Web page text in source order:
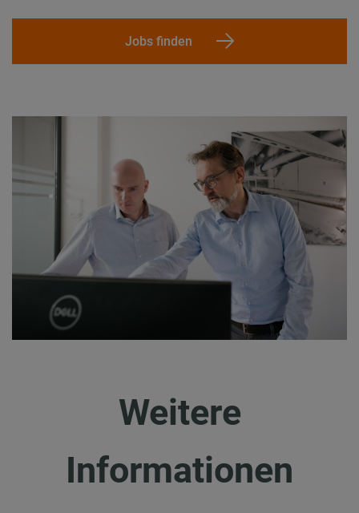
Jobs finden
Weitere
Informationen